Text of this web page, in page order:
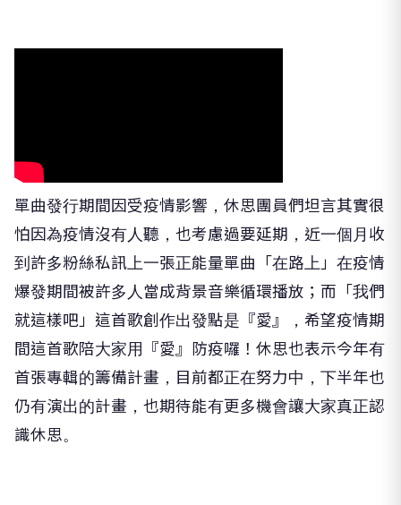
單曲發行期間因受疫情影響，休思團員們坦言其實很
怕因為疫情沒有人聽，也考慮過要延期，近一個月收
到許多粉絲私訊上一張正能量單曲「在路上」在疫情
爆發期間被許多人當成背景音樂循環播放；而「我們
就這樣吧」這首歌創作出發點是『愛』，希望疫情期
間這首歌陪大家用『愛』防疫囉！休思也表示今年有
首張專輯的籌備計畫，目前都正在努力中，下半年也
仍有演出的計畫，也期待能有更多機會讓大家真正認
識休思。